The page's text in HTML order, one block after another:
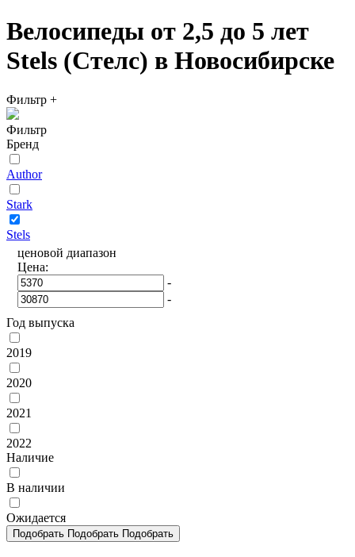
Велосипеды от 2,5 до 5 лет
Stels (Стелс) в Новосибирске
Фильтр +
Фильтр
Бренд
Author
Stark
Stels
ценовой диапазон
Цена:
-
-
Год выпуска
2019
2020
2021
2022
Наличие
В наличии
Ожидается
Подобрать Подобрать Подобрать